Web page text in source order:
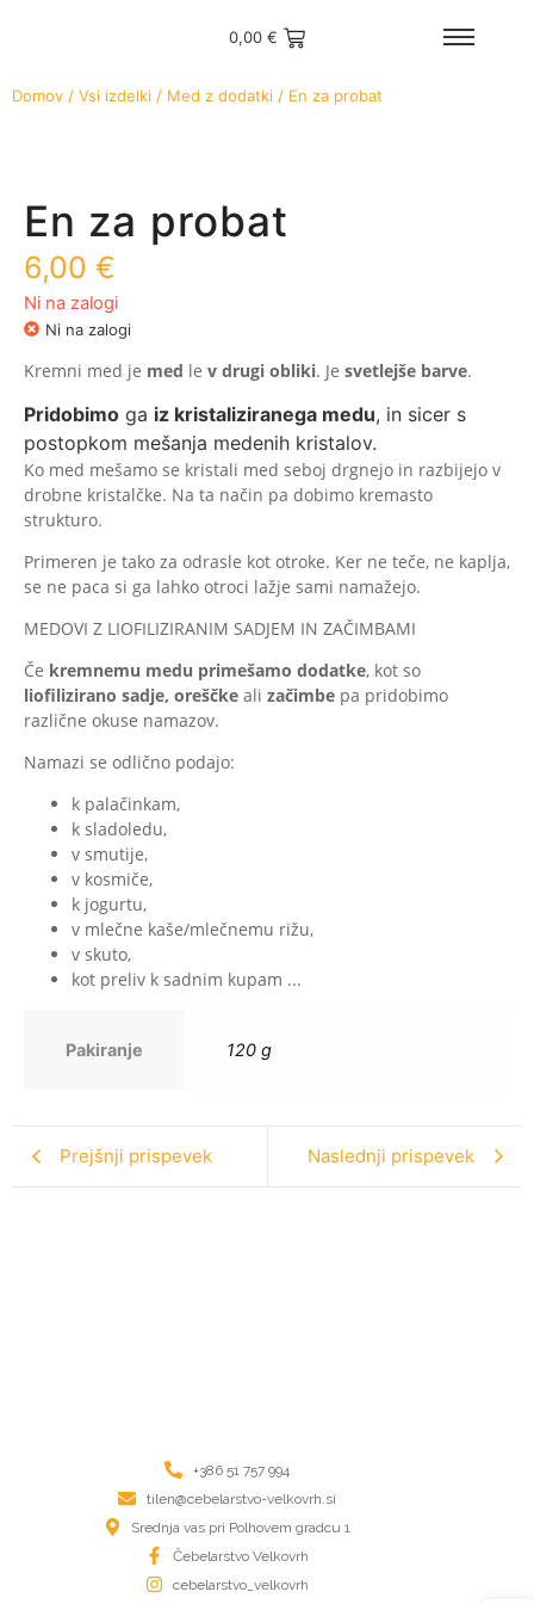
0,00 €
Domov / Vsi izdelki / Med z dodatki / En za probat
En za probat
6,00 €
Ni na zalogi
Ni na zalogi
Kremni med je med le v drugi obliki. Je svetlejše barve.
Pridobimo ga iz kristaliziranega medu, in sicer s
postopkom mešanja medenih kristalov.
Ko med mešamo se kristali med seboj drgnejo in razbijejo v
drobne kristalčke. Na ta način pa dobimo kremasto
strukturo.
Primeren je tako za odrasle kot otroke. Ker ne teče, ne kaplja,
se ne paca si ga lahko otroci lažje sami namažejo.
MEDOVI Z LIOFILIZIRANIM SADJEM IN ZAČIMBAMI
Če kremnemu medu primešamo dodatke, kot so
liofilizirano sadje, oreščke ali začimbe pa pridobimo
različne okuse namazov.
Namazi se odlično podajo:
k palačinkam,
k sladoledu,
v smutije,
v kosmiče,
k jogurtu,
v mlečne kaše/mlečnemu rižu,
v skuto,
kot preliv k sadnim kupam ...
Pakiranje 120 g
Prejšnji prispevek Naslednji prispevek
+386 51 757 994
tilen@cebelarstvo-velkovrh.si
Srednja vas pri Polhovem gradcu 1
Čebelarstvo Velkovrh
cebelarstvo_velkovrh